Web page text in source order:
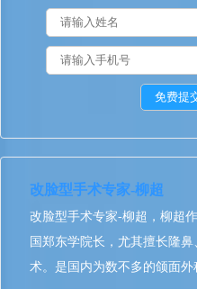
改脸型手术专家-柳超
改脸型手术专家-柳超，柳超
国郑东学院长，尤其擅长隆
术。是国内为数不多的颌面外